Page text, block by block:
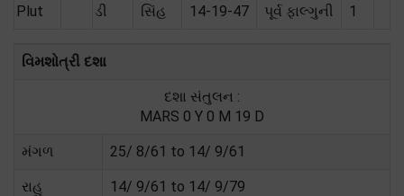
Plut ડી સિંહ 14-19-47 પૂર્વ ફાલ્ગુની 1
વિમશોત્રી દશા
દશા સંતુલન :
MARS 0 Y 0 M 19 D
મંગળ 25/ 8/61 to 14/ 9/61
રાહુ 14/ 9/61 to 14/ 9/79